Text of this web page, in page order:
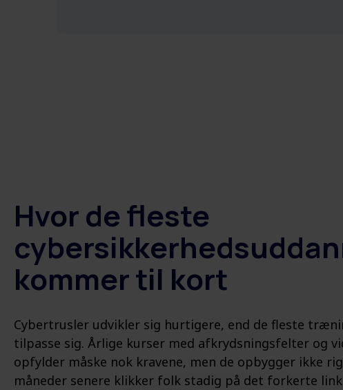
Hvor de fleste
kommer til kort
Cybertrusler udvikler sig hurtigere, end de fleste
tilpasse sig. Årlige kurser med afkrydsningsfelter og
opfylder måske nok kravene, men de opbygger ikke
måneder senere klikker folk stadig på det forkerte